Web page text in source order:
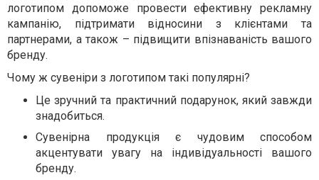
логотипом допоможе провести ефективну рекламну
кампанію, підтримати відносини з клієнтами та
партнерами, а також – підвищити впізнаваність вашого
бренду.
Чому ж сувеніри з логотипом такі популярні?
Це зручний та практичний подарунок, який завжди
знадобиться.
Сувенірна продукція є чудовим способом
акцентувати увагу на індивідуальності вашого
бренду.